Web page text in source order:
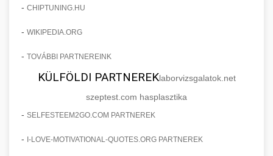
- CHIPTUNING.HU
- WIKIPEDIA.ORG
- TOVÁBBI PARTNEREINK
KÜLFÖLDI PARTNEREKlaborvizsgalatok.net
szeptest.com hasplasztika
- SELFESTEEM2GO.COM PARTNEREK
- I-LOVE-MOTIVATIONAL-QUOTES.ORG PARTNEREK